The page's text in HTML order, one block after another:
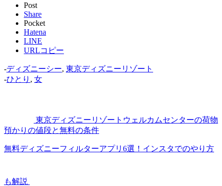
Post
Share
Pocket
Hatena
LINE
URLコピー
-ディズニーシー, 東京ディズニーリゾート
-ひとり , 女
東京ディズニーリゾートウェルカムセンターの荷物
預かりの値段と無料の条件
無料ディズニーフィルターアプリ6選！インスタでのやり方
も解説